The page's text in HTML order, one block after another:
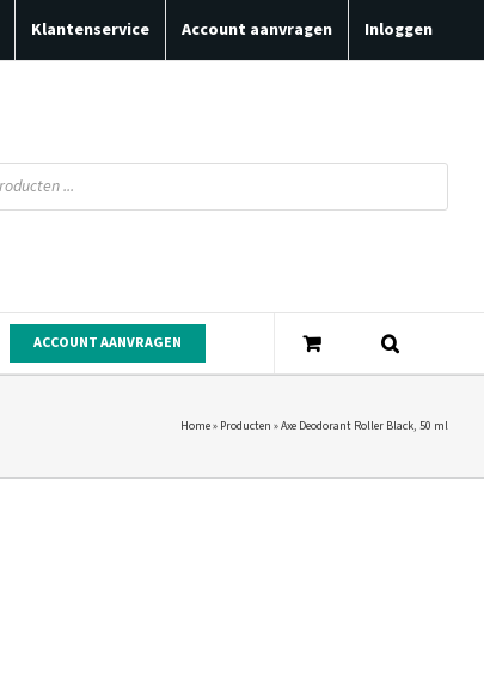
Klantenservice Account aanvragen Inloggen
ACCOUNT AANVRAGEN
Home» Producten »Axe Deodorant Roller Black, 50 ml